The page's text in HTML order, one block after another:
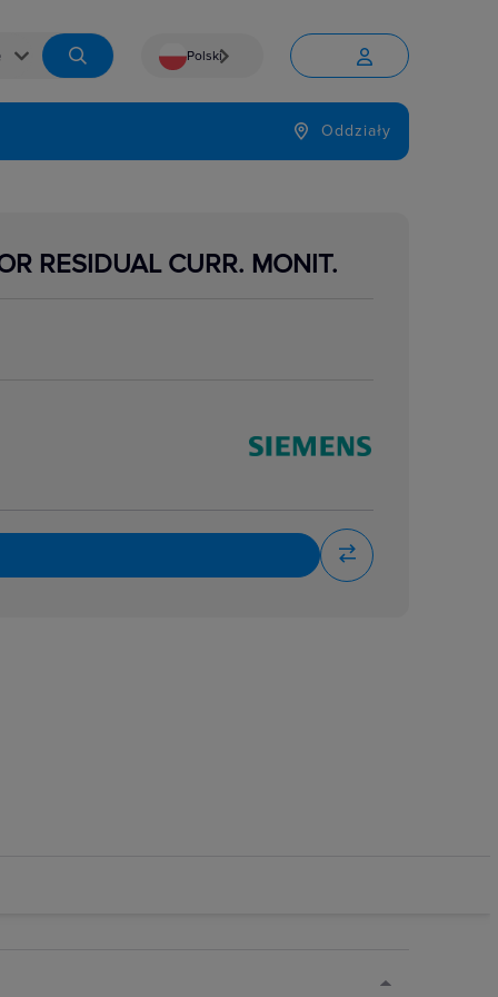
 Polski
Język

Oddziały
RESIDUAL CURR. MONIT.